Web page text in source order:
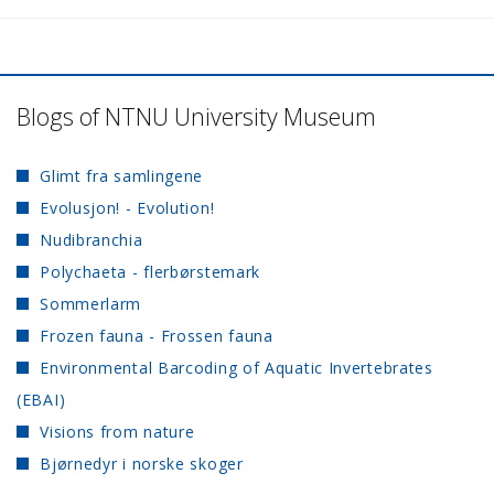
Blogs of NTNU University Museum
Glimt fra samlingene
Evolusjon! - Evolution!
Nudibranchia
Polychaeta - flerbørstemark
Sommerlarm
Frozen fauna - Frossen fauna
Environmental Barcoding of Aquatic Invertebrates
(EBAI)
Visions from nature
Bjørnedyr i norske skoger